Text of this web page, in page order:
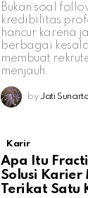
Bukan soal
kredibilitas
hancur karena
berbagai
membuat
menjauh.
by Jati
Karir
Apa Itu
Solusi Karier
Terikat Satu